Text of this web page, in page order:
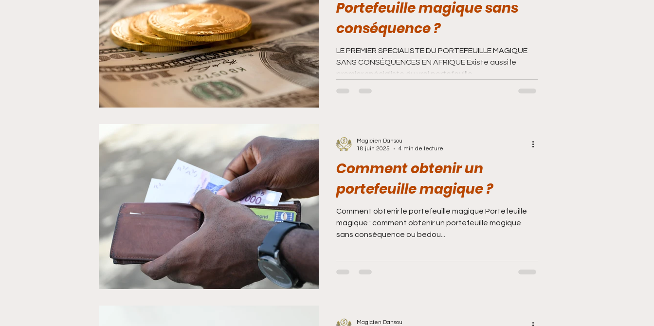
bague magique pour célébrité Bague magique pour avoir de l’argen
Bague magique pour footballeur Bague magique pour avoir le permis
Bague magique pour affairiste Bedou magique bague magique sans conséquence
Portefeuille magique sans
conséquence ?
LE PREMIER SPECIALISTE DU PORTEFEUILLE MAGIQUE
SANS CONSÉQUENCES EN AFRIQUE Existe aussi le
premier spécialiste du vrai portefeuille...
Comment obtenir un
portefeuille magique ?
Comment obtenir le portefeuille magique Portefeuille
magique : comment obtenir un portefeuille magique
sans conséquence ou bedou...
Magicien Dansou
18 juin 2025
4 min de lecture
Magicien Dansou